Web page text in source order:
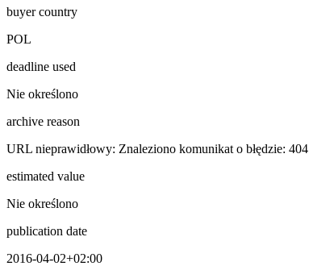
buyer country
POL
deadline used
Nie określono
archive reason
URL nieprawidłowy: Znaleziono komunikat o błędzie: 404
estimated value
Nie określono
publication date
2016-04-02+02:00